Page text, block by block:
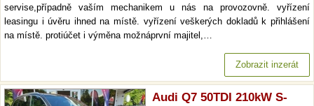
servise,případně vaším mechanikem u nás na provozovně. vyřízení
leasingu i úvěru ihned na místě. vyřízení veškerých dokladů k přihlášení
na místě. protiúčet i výměna možnáprvní majitel,…
Zobrazit inzerát
Audi Q7 50TDI 210kW S-